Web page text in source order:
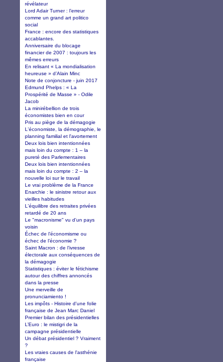
révélateur
Lord Adair Turner : l’erreur
comme un grand art politico
social
France : encore des statistiques
accablantes.
Anniversaire du blocage
financier de 2007 : toujours les
mêmes erreurs
En relisant « La mondialisation
heureuse » d’Alain Minc
Note de conjoncture - juin 2017
Edmund Phelps : « La
Prospérité de Masse » - Odile
Jacob
La minirébellion de trois
économistes bien en cour
Pris au piège de la démagogie
L'économiste, la démographie, le
planning familial et l'avortement
Deux lois bien intentionnées
mais loin du compte : 1 – la
pureté des Parlementaires
Deux lois bien intentionnées
mais loin du compte : 2 – la
nouvelle loi sur le travail
Le vrai problème de la France
Enarchie : le sinistre retour aux
vieilles habitudes
L'équilibre des retraites privées
retardé de 20 ans
Le "macronisme" vu d'un pays
voisin
Échec de l’économisme ou
échec de l’économie ?
Saint Macron : de l’ivresse
électorale aux conséquences de
la démagogie
Statistiques : éviter le fétichisme
autour des chiffres annoncés
dans la presse
Une merveille de
pronunciamiento !
Les impôts - Histoire d'une folie
française de Jean Marc Daniel
Premier bilan des présidentielles
L’Euro : le mistigri de la
campagne présidentielle
Un débat présidentiel ? Vraiment
?
Les vraies causes de l'asthénie
française